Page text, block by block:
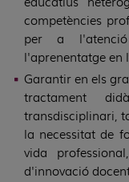
competències
per a
l'aprenentatge en
Garantir en els
tractament
transdisciplinari,
la necessitat de
vida
d'innovació